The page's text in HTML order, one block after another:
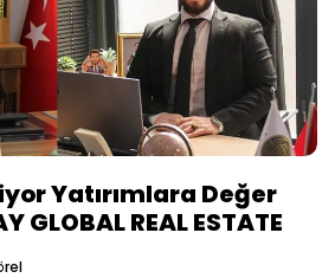
Yatırımlara Değer
GLOBAL REAL ESTATE